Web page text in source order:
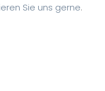
Sie uns gerne.